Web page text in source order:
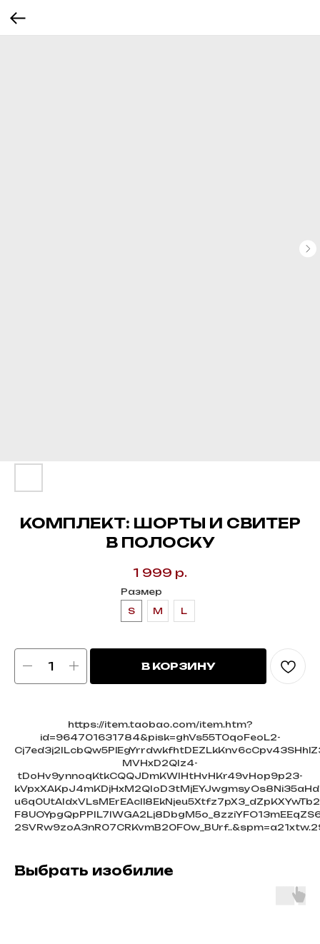
КОМПЛЕКТ: ШОРТЫ И СВИТЕР
В ПОЛОСКУ
1 999 р.
Размер
S
M L
В КОРЗИНУ
https://item.taobao.com/item.htm?
id=964701631784&pisk=ghVs55T0qoFeoL2-
MVHxD2QIz4-
tDoHv9ynnoqKtkCQQJDmKWIHtHvHKr49vHop9p23-
Выбрать изобилие